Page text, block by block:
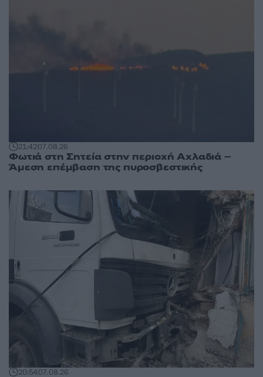
21:4207.08.26
Φωτιά στη Σητεία στην περιοχή Αχλαδιά –
Άμεση επέμβαση της πυροσβεστικής
20:5407.08.26